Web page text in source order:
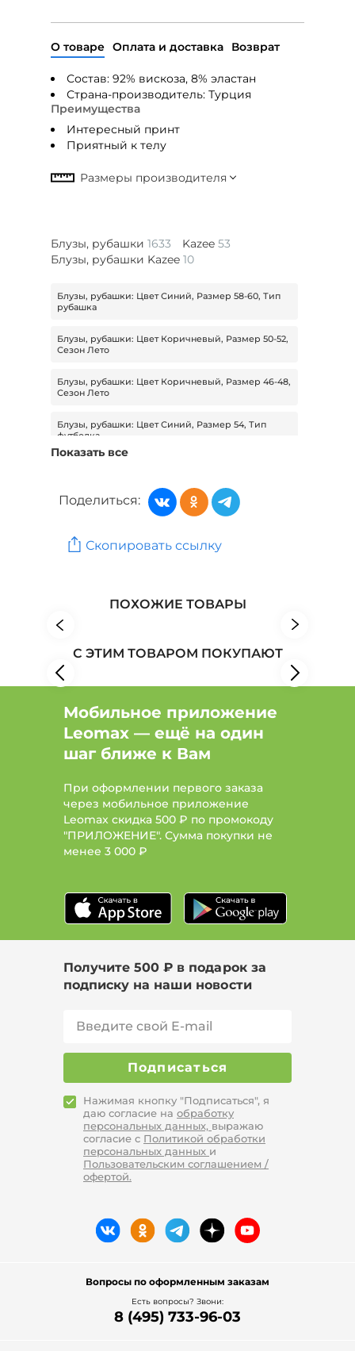
О товаре Оплата и доставка Возврат
Состав: 92% вискоза, 8% эластан
Страна-производитель: Турция
Преимущества
Интересный принт
Приятный к телу
Блузы, рубашки 1633 Kazee 53
Блузы, рубашки Kazee 10
Блузы, рубашки: Цвет Синий, Размер 58-60, Тип
рубашка
Блузы, рубашки: Цвет Коричневый, Размер 50-52,
Сезон Лето
Блузы, рубашки: Цвет Коричневый, Размер 46-48,
Сезон Лето
Блузы, рубашки: Цвет Синий, Размер 54, Тип
футболка
Блузы, рубашки: Размер 58, Сезон Лето, Тип
Блузы, рубашки: Цвет Бежевый, Размер 58, Тип
Женская одежда: Бренд Cleo
Женская одежда: Бренд Лепесток
Показать все
Поделиться:
Скопировать ссылку
ПОХОЖИЕ ТОВАРЫ
С ЭТИМ ТОВАРОМ ПОКУПАЮТ
Мобильное приложение
Leomax — ещё на один
шаг ближе к Вам
При оформлении первого заказа
через мобильное приложение
Leomax скидка 500 ₽ по промокоду
"ПРИЛОЖЕНИЕ". Сумма покупки не
менее 3 000 ₽
Получите 500 ₽ в подарок за
подписку на наши новости
Подписаться
Нажимая кнопку "Подписаться", я
даю согласие на обработку
персональных данных, выражаю
согласие с Политикой обработки
персональных данных и
Пользовательским соглашением /
офертой.
Вопросы по оформленным заказам
Есть вопросы? Звони:
8 (495) 733-96-03